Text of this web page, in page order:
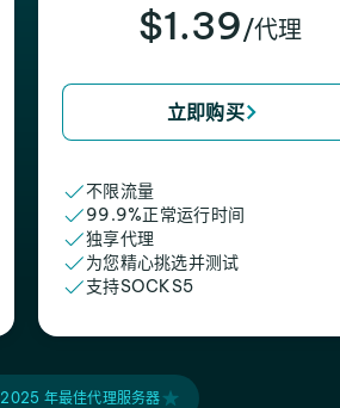
$1.39/代理
立即购买
不限流量
99.9%正常运行时间
独享代理
为您精心挑选并测试
支持SOCKS5
2025 年最佳代理服务器